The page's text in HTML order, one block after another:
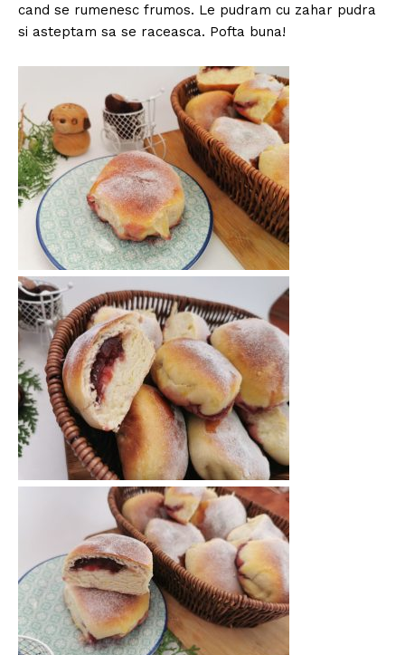
cand se rumenesc frumos. Le pudram cu zahar pudra
si asteptam sa se raceasca. Pofta buna!